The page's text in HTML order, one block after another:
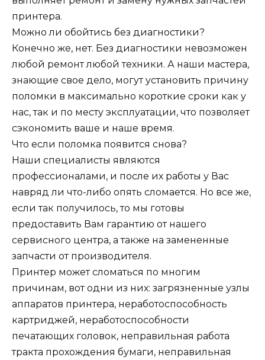
принтера.
Можно ли обойтись без диагностики?
Конечно же, нет. Без диагностики невозможен
любой ремонт любой техники. А наши мастера,
знающие свое дело, могут установить причину
поломки в максимально короткие сроки как у
нас, так и по месту эксплуатации, что позволяет
сэкономить ваше и наше время.
Что если поломка появится снова?
Наши специалисты являются
профессионалами, и после их работы у Вас
навряд ли что-либо опять сломается. Но все же,
если так получилось, то мы готовы
предоставить Вам гарантию от нашего
сервисного центра, а также на замененные
запчасти от производителя.
Принтер может сломаться по многим
причинам, вот одни из них: загрязненные узлы
аппаратов принтера, неработоспособность
картриджей, неработоспособности
печатающих головок, неправильная работа
тракта прохождения бумаги, неправильная